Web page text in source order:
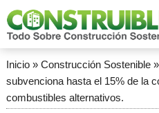
Inicio» Construcción Sostenible»
subvenciona hasta el 15% de la
combustibles alternativos.